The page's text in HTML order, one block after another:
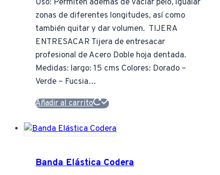
Uso: Permiten además de vaciar pelo, igualar
zonas de diferentes longitudes, así como
también quitar y dar volumen. TIJERA
ENTRESACAR Tijera de entresacar
profesional de Acero Doble hoja dentada.
Medidas: largo: 15 cms Colores: Dorado –
Verde – Fucsia…
Añadir al carrito
Banda Elástica Codera